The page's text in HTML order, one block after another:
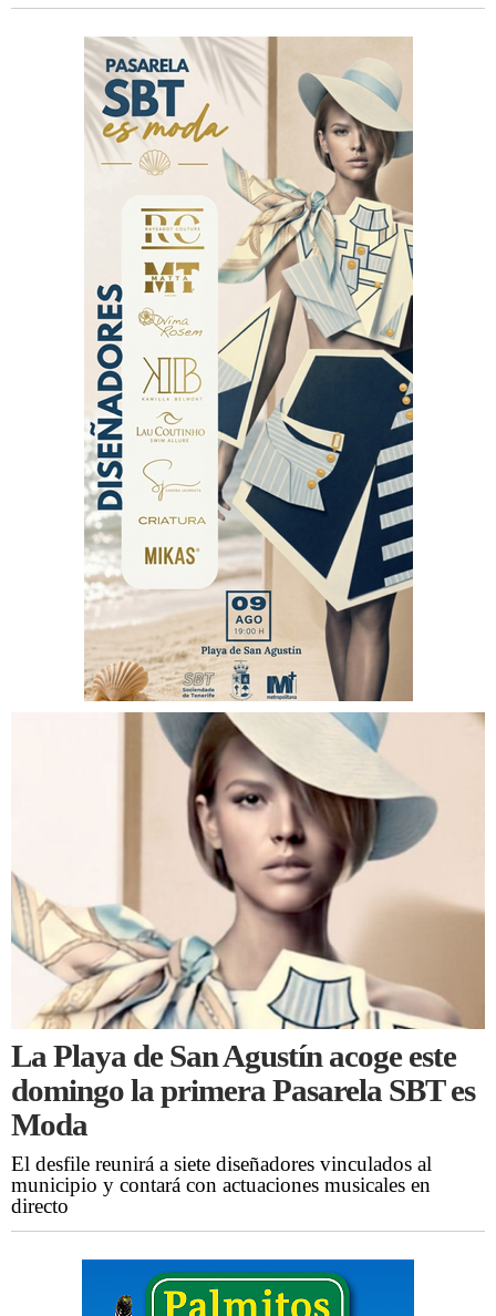
La Playa de San Agustín acoge este
domingo la primera Pasarela SBT es
Moda
El desfile reunirá a siete diseñadores vinculados al
municipio y contará con actuaciones musicales en
directo